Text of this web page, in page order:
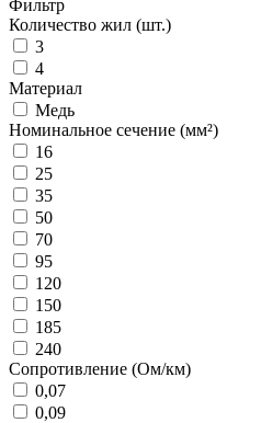
Фильтр
Количество жил (шт.)
3
4
Материал
Медь
Номинальное сечение (мм²)
16
25
35
50
70
95
120
150
185
240
Сопротивление (Ом/км)
0,07
0,09